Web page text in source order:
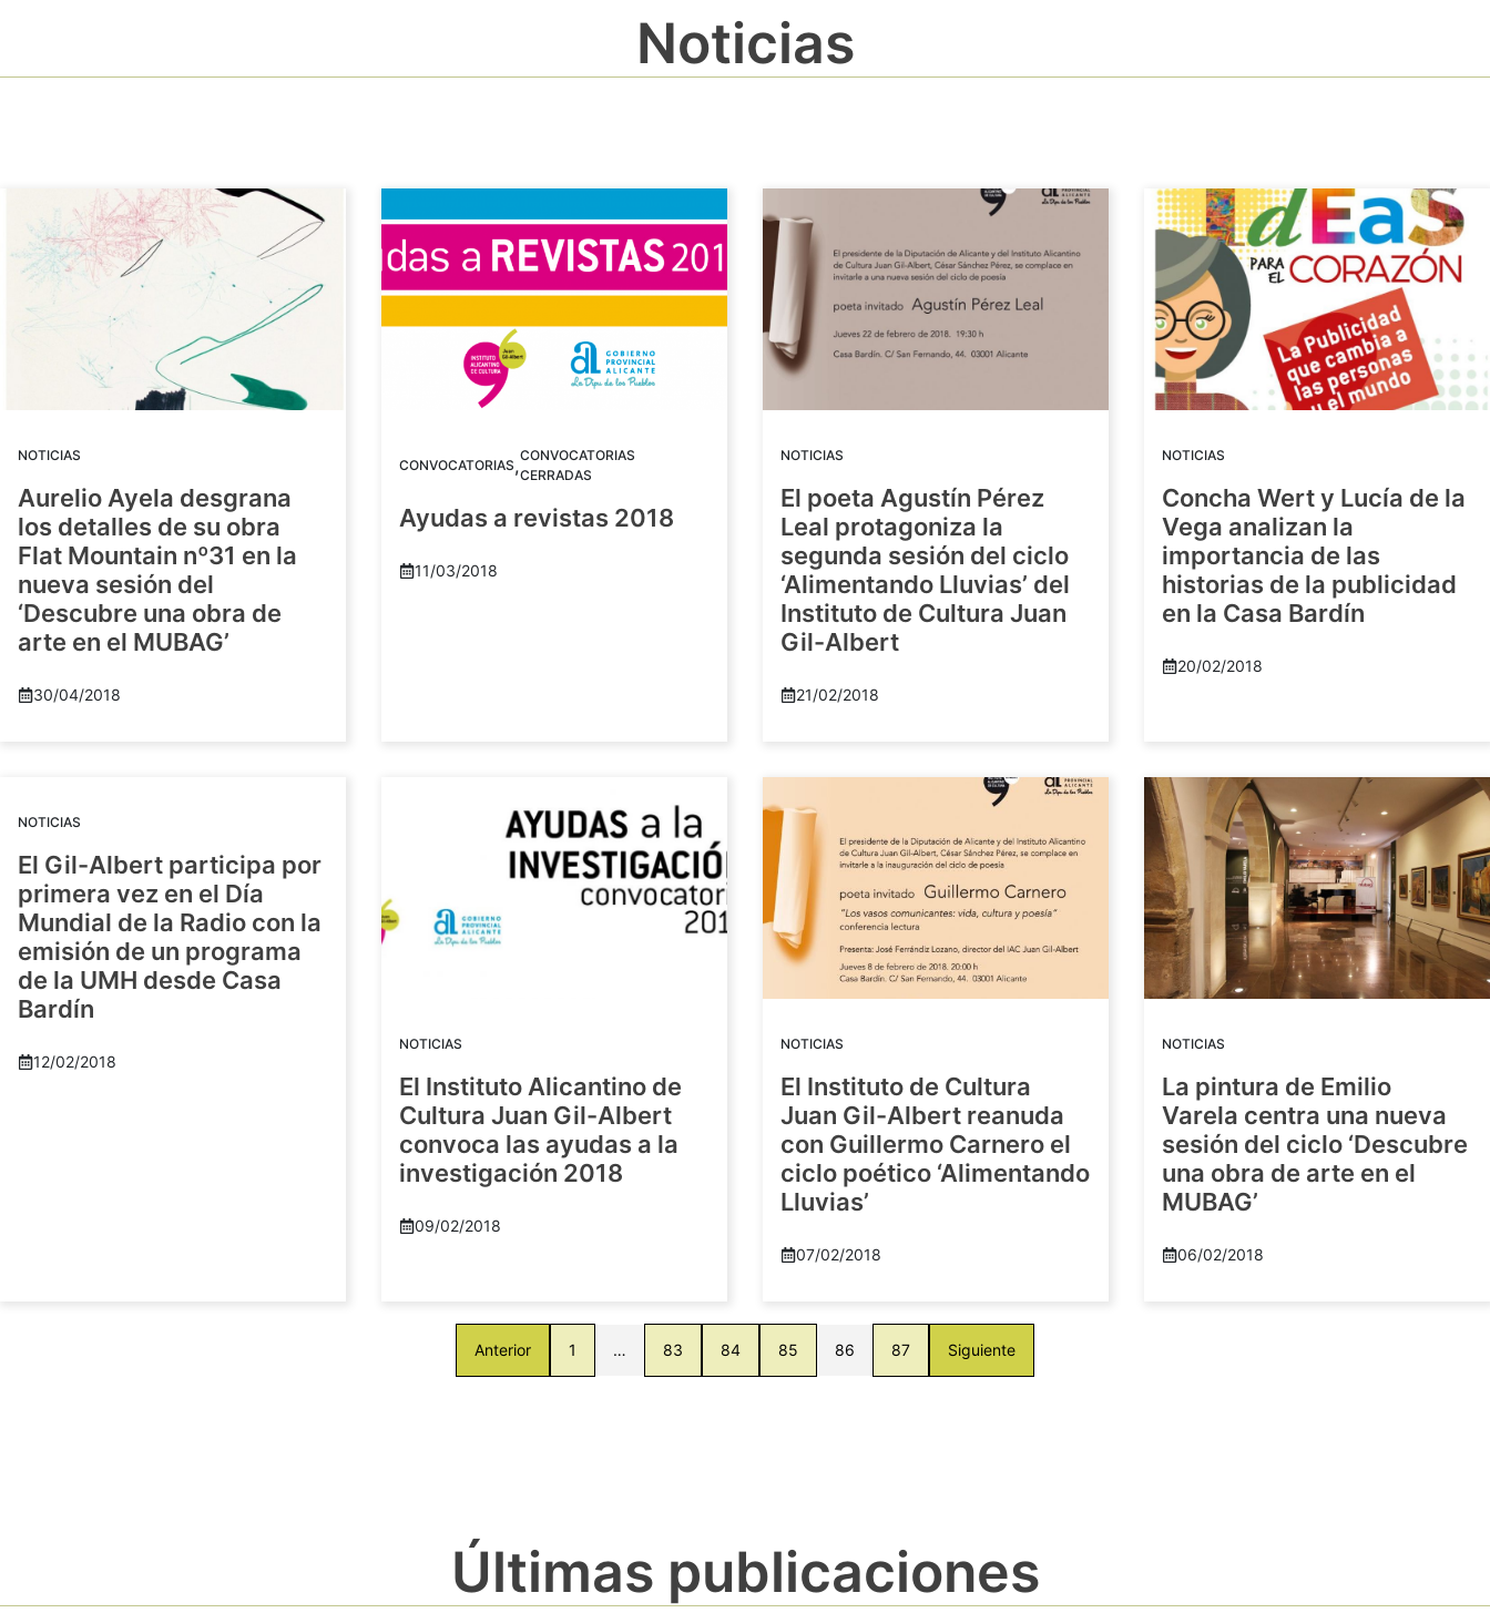
Noticias
NOTICIAS
Aurelio Ayela desgrana
los detalles de su obra
Flat Mountain nº31 en la
nueva sesión del
‘Descubre una obra de
arte en el MUBAG’
30/04/2018
CONVOCATORIAS,CONVOCATORIAS
CERRADAS
Ayudas a revistas 2018
11/03/2018
NOTICIAS
El poeta Agustín Pérez
Leal protagoniza la
segunda sesión del ciclo
‘Alimentando Lluvias’ del
Instituto de Cultura Juan
Gil-Albert
21/02/2018
NOTICIAS
Concha Wert y Lucía de la
Vega analizan la
importancia de las
historias de la publicidad
en la Casa Bardín
20/02/2018
NOTICIAS
El Gil-Albert participa por
primera vez en el Día
Mundial de la Radio con la
emisión de un programa
de la UMH desde Casa
Bardín
12/02/2018
NOTICIAS
El Instituto Alicantino de
Cultura Juan Gil-Albert
convoca las ayudas a la
investigación 2018
09/02/2018
NOTICIAS
El Instituto de Cultura
Juan Gil-Albert reanuda
con Guillermo Carnero el
ciclo poético ‘Alimentando
Lluvias’
07/02/2018
NOTICIAS
La pintura de Emilio
Varela centra una nueva
sesión del ciclo ‘Descubre
una obra de arte en el
MUBAG’
06/02/2018
Anterior 1 … 83 84 85 86 87 Siguiente
Últimas publicaciones